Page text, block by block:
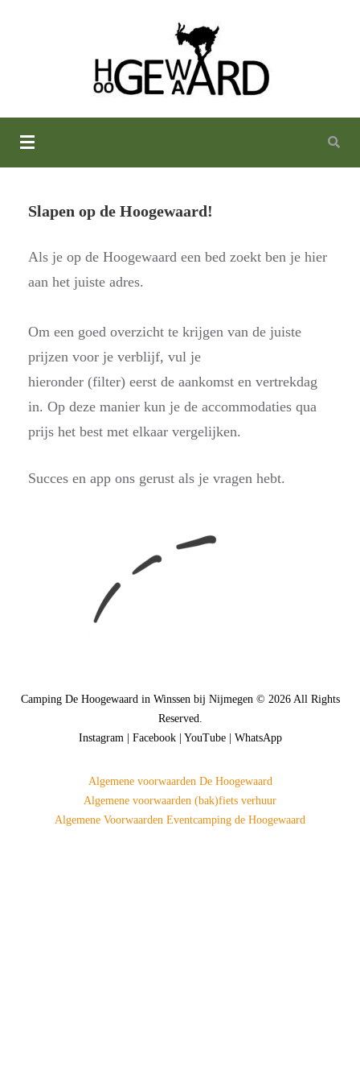
Camping De Hoogewaard in
Slapen op de Hoogewaard!
Als je op de Hoogewaard een bed zoekt ben je hier
aan het juiste adres.
Om een goed overzicht te krijgen van de juiste
prijzen voor je verblijf, vul je
hieronder (filter) eerst de aankomst en vertrekdag
in. Op deze manier kun je de accommodaties qua
prijs het best met elkaar vergelijken.
Succes en app ons gerust als je vragen hebt.
Camping De Hoogewaard in Winssen bij Nijmegen © 2026 All Rights
Reserved.
Instagram| Facebook| YouTube| WhatsApp
Algemene voorwaarden De Hoogewaard
Algemene voorwaarden (bak)fiets verhuur
Algemene Voorwaarden Eventcamping de Hoogewaard